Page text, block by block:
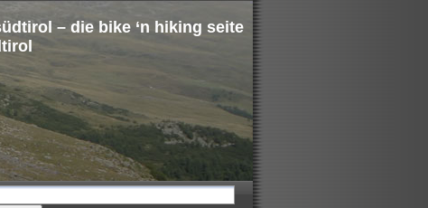
– die bike ‘n hiking seite